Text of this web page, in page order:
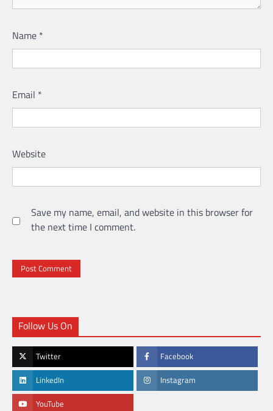
Name *
Email *
Website
Save my name, email, and website in this browser for
the next time I comment.
Follow Us On
Twitter Facebook
LinkedIn Instagram
YouTube